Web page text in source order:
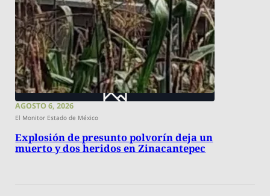
AGOSTO 6, 2026
El Monitor Estado de México
Explosión de presunto polvorín deja un
muerto y dos heridos en Zinacantepec